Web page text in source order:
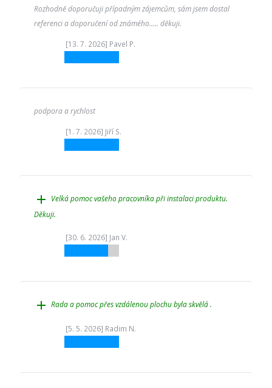
Rozhodně doporučuji případným zájemcům, sám jsem dostal
referenci a doporučení od známého..... děkuji.
[13. 7. 2026] Pavel P.
podpora a rychlost
[1. 7. 2026] Jiří S.
add
Velká pomoc vašeho pracovníka při instalaci produktu.
Děkuji.
[30. 6. 2026] Jan V.
add Rada a pomoc přes vzdálenou plochu byla skvělá .
[5. 5. 2026] Radim N.